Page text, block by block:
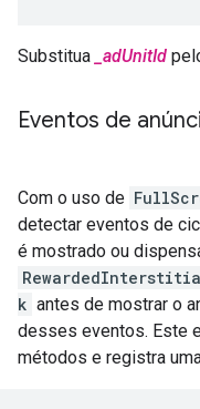
Substitua _adUnitId
Eventos de
Com o uso de
detectar eventos de
é mostrado ou
k antes de mostrar o
desses eventos. Este
métodos e registra